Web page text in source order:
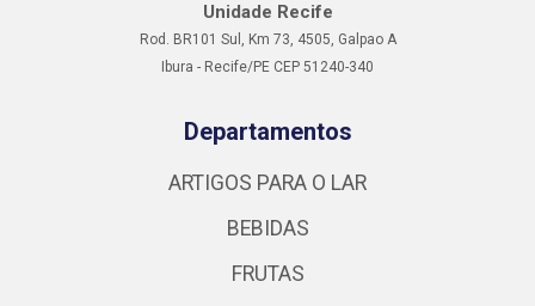
Unidade Recife
Rod. BR101 Sul, Km 73, 4505, Galpao A
Ibura - Recife/PE CEP 51240-340
Departamentos
ARTIGOS PARA O LAR
BEBIDAS
FRUTAS